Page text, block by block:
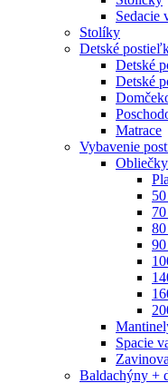
Sedacie
Stolíky
Detské
Detské
Detské
Matrace
Vybavenie
Obliečky
Spacie
Baldachýny +